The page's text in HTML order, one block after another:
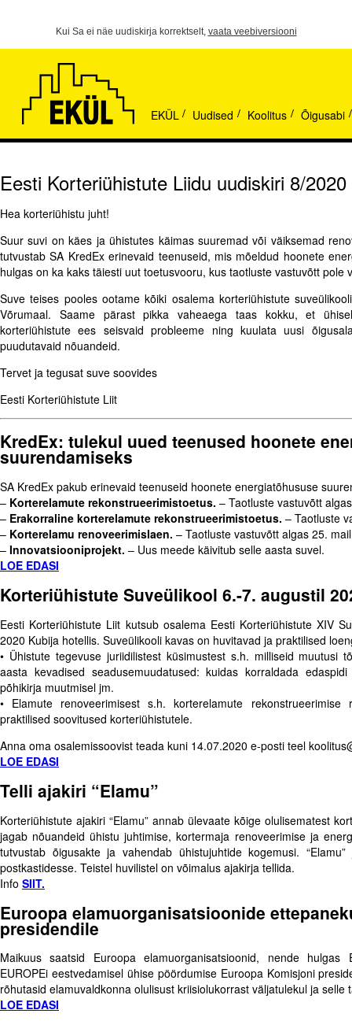
Kui Sa ei näe uudiskirja korrektselt, vaata veebiversiooni
EKÜL / Uudised / Koolitus / Õigusabi /
Eesti Korteriühistute Liidu uudiskiri 8/2020
Hea korteriühistu juht!
Suur suvi on käes ja ühistutes käimas suuremad või väiksemad
tutvustab SA KredEx erinevaid teenuseid, mis mõeldud hoonete
hulgas on ka kaks täiesti uut toetusvooru, kus taotluste vastuvõtt pole
Suve teises pooles ootame kõiki osalema korteriühistute
Võrumaal. Saame pärast pikka vaheaega taas kokku, et
korteriühistute ees seisvaid probleeme ning kuulata uusi
puudutavaid nõuandeid.
Tervet ja tegusat suve soovides
Eesti Korteriühistute Liit
KredEx: tulekul uued teenused hoonete
suurendamiseks
SA KredEx pakub erinevaid teenuseid hoonete energiatõhususe
– Korterelamute rekonstrueerimistoetus. – Taotluste vastuvõtt
– Erakorraline korterelamute rekonstrueerimistoetus. – Taotluste
– Korterelamu renoveerimislaen. – Taotluste vastuvõtt algas 25.
– Innovatsiooniprojekt. – Uus meede käivitub selle aasta suvel.
LOE EDASI
Korteriühistute Suveülikool 6.-7. augustil
Eesti Korteriühistute Liit kutsub osalema Eesti Korteriühistute XIV
2020 Kubija hotellis. Suveülikooli kavas on huvitavad ja praktilised
• Ühistute tegevuse juriidilistest küsimustest s.h. milliseid muutusi
aasta kevadised seadusemuudatused: kuidas korraldada
põhikirja muutmisel jm.
• Elamute renoveerimisest s.h. korterelamute
praktilised soovitused korteriühistutele.
Anna oma osalemissoovist teada kuni 14.07.2020 e-posti teel
LOE EDASI
Telli ajakiri “Elamu”
Korteriühistute ajakiri “Elamu” annab ülevaate kõige olulisematest
jagab nõuandeid ühistu juhtimise, kortermaja renoveerimise ja
tutvustab õigusakte ja vahendab ühistujuhtide kogemusi.
postkastidesse. Teistel huvilistel on võimalus ajakirja tellida.
Info SIIT.
Euroopa elamuorganisatsioonide
presidendile
Maikuus saatsid Euroopa elamuorganisatsioonid, nende hulgas
EUROPEi eestvedamisel ühise pöördumise Euroopa Komisjoni
rõhutasid elamuvaldkonna olulisust kriisiolukorrast väljatulekul ja
LOE EDASI